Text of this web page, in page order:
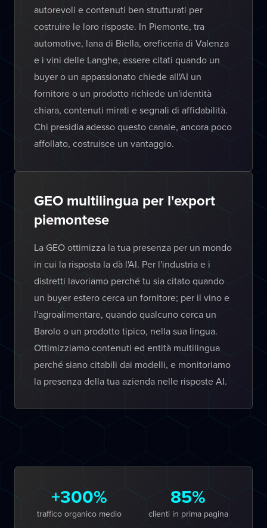
autorevoli e contenuti ben strutturati per
costruire le loro risposte. In Piemonte, tra
automotive, lana di Biella, oreficeria di Valenza
e i vini delle Langhe, essere citati quando un
buyer o un appassionato chiede all'AI un
fornitore o un prodotto richiede un'identità
chiara, contenuti mirati e segnali di affidabilità.
Chi presidia adesso questo canale, ancora poco
affollato, costruisce un vantaggio.
GEO multilingua per l'export
piemontese
La GEO ottimizza la tua presenza per un mondo
in cui la risposta la dà l'AI. Per l'industria e i
distretti lavoriamo perché tu sia citato quando
un buyer estero cerca un fornitore; per il vino e
l'agroalimentare, quando qualcuno cerca un
Barolo o un prodotto tipico, nella sua lingua.
Ottimizziamo contenuti ed entità multilingua
perché siano citabili dai modelli, e monitoriamo
la presenza della tua azienda nelle risposte AI.
+300%
traffico organico medio
85%
clienti in prima pagina